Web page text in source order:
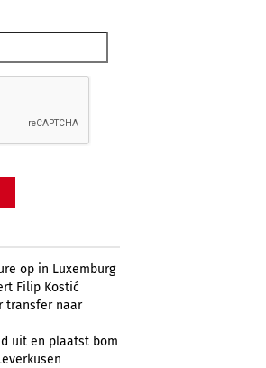
op in Luxemburg
Filip Kostić
transfer naar
uit en plaatst bom